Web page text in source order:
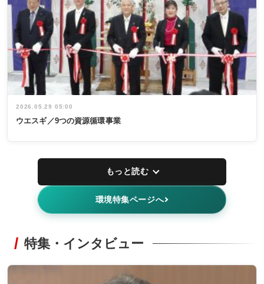
2026.05.29 05:00
ウエスギ／9つの資源循環事業
もっと読む
環境特集ページへ
特集・インタビュー